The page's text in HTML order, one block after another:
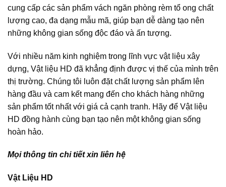
cung cấp các sản phẩm vách ngăn phòng rèm tổ ong chất
lượng cao, đa dạng mẫu mã, giúp bạn dễ dàng tạo nên
những không gian sống độc đáo và ấn tượng.
Với nhiều năm kinh nghiệm trong lĩnh vực vật liệu xây
dựng, Vật liệu HD đã khẳng định được vị thế của mình trên
thị trường. Chúng tôi luôn đặt chất lượng sản phẩm lên
hàng đầu và cam kết mang đến cho khách hàng những
sản phẩm tốt nhất với giá cả cạnh tranh. Hãy để Vật liệu
HD đồng hành cùng bạn tạo nên một không gian sống
hoàn hảo.
Mọi thông tin chi tiết xin liên hệ
Vật Liệu HD